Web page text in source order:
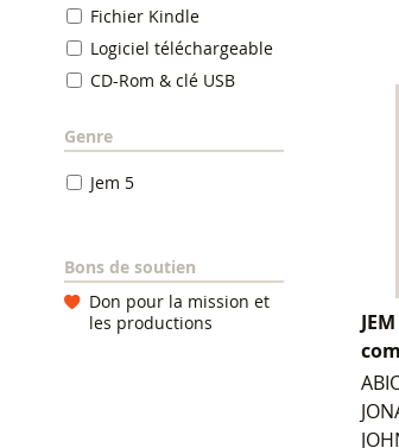
Fichier Kindle
Logiciel téléchargeable
CD-Rom & clé USB
Genre
Jem 5
Bons de soutien
Don pour la mission et
les productions